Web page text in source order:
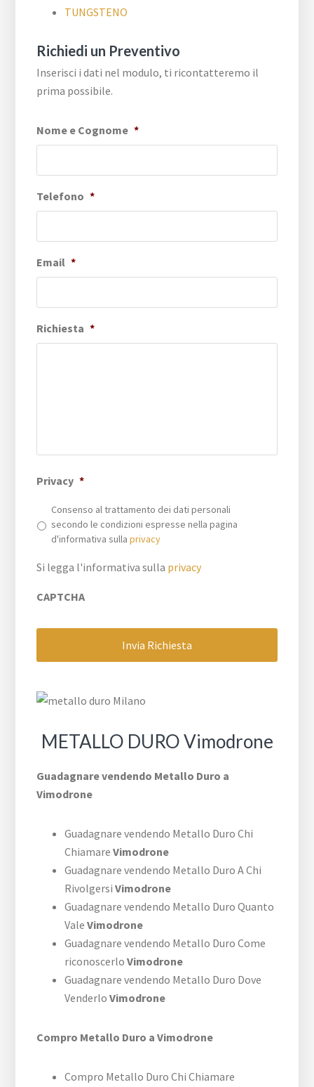
TUNGSTENO
Richiedi un Preventivo
Inserisci i dati nel modulo, ti ricontatteremo il
prima possibile.
Nome e Cognome *
Telefono *
Email *
Richiesta *
Privacy *
Consenso al trattamento dei dati personali
secondo le condizioni espresse nella pagina
d'informativa sullaprivacy
Si legga l'informativa sulla privacy
CAPTCHA
METALLO DURO Vimodrone
Guadagnare vendendo Metallo Duro a
Vimodrone
Guadagnare vendendo Metallo Duro Chi
ChiamareVimodrone
Guadagnare vendendo Metallo Duro A Chi
RivolgersiVimodrone
Guadagnare vendendo Metallo Duro Quanto
ValeVimodrone
Guadagnare vendendo Metallo Duro Come
riconoscerloVimodrone
Guadagnare vendendo Metallo Duro Dove
VenderloVimodrone
Compro Metallo Duro a Vimodrone
Compro Metallo Duro Chi Chiamare